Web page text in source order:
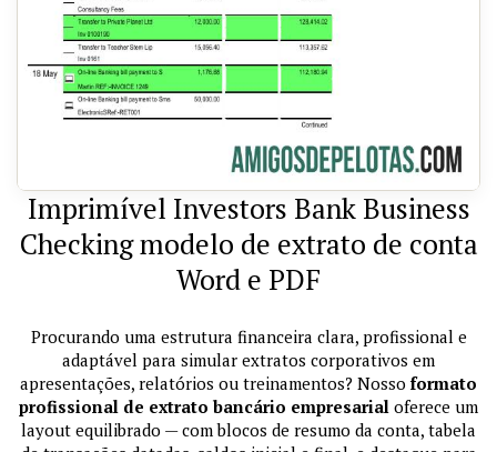
Imprimível Investors Bank Business
Checking modelo de extrato de conta
Word e PDF
Procurando uma estrutura financeira clara, profissional e
adaptável para simular extratos corporativos em
apresentações, relatórios ou treinamentos? Nosso formato
profissional de extrato bancário empresarial oferece um
layout equilibrado — com blocos de resumo da conta, tabela